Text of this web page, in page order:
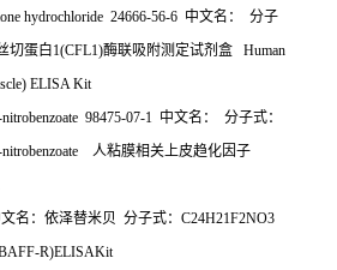
hydrochloride 24666-56-6 中文名：
分子
切蛋白 1(CFL1)酶联吸附测定试剂盒 Human
ELISA Kit
98475-07-1 中文名：
分子式：
人粘膜相关上皮趋化因子
名：依泽替米贝 分子式： C24H21F2NO3
R)ELISAKit